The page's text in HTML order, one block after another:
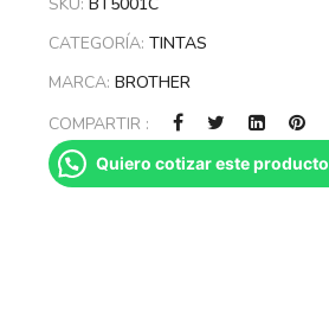
CATEGORÍA:TINTAS
MARCA:BROTHER
COMPARTIR :
Quiero cotizar este producto